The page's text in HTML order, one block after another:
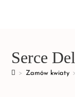
Serce
> Zamów kwiaty >